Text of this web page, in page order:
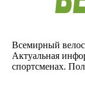
Всемирный
Актуальная
спортсменах.